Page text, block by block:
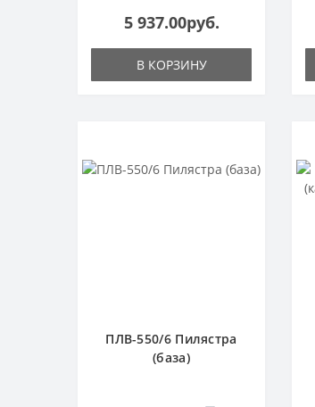
5 937.00руб.
В КОРЗИНУ
ПЛВ-550/6 Пилястра
(база)